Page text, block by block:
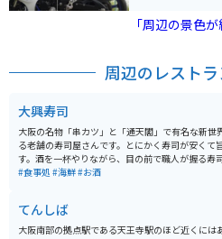
「周辺の景色
周辺のレスト
大興寿司
大阪の名物「串カツ」と「通天閣」で有名な新世
る老舗の寿司屋さんです。とにかく寿司が安くて
す。酒を一杯やりながら、目の前で職人が握る寿
和の風情漂う店の雰囲気と相まって、とってもいい
#食事処 #海鮮#お酒
てんしば
大阪南部の拠点駅である天王寺駅のほど近くには